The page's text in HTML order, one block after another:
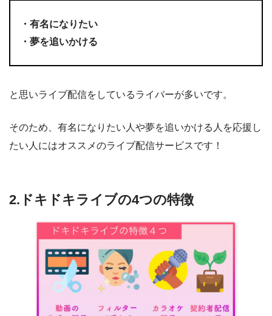
・有名になりたい
・夢を追いかける
と思いライブ配信をしているライバーが多いです。
そのため、有名になりたい人や夢を追いかける人を応援し
たい人にはオススメのライブ配信サービスです！
2.ドキドキライブの4つの特徴